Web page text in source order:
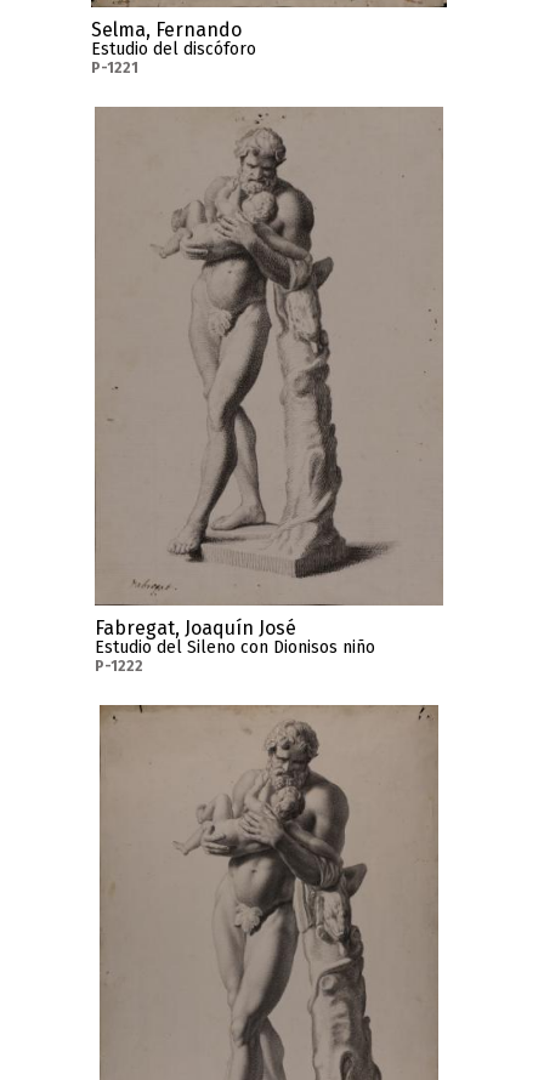
Selma, Fernando
Estudio del discóforo
P-1221
Fabregat, Joaquín José
Estudio del Sileno con Dionisos niño
P-1222